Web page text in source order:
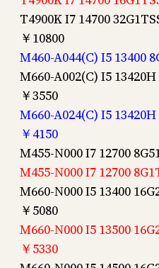
T4900K I7 14700
￥10800
M460-A044(C) I5 13400
M660-A002(C) I5
￥3550
M660-A024(C) I5
￥4150
M455-N000 I7 12700
M455-N000 I7 12700
M660-N000 I5 13400
￥5080
M660-N000 I5 13500
￥5330